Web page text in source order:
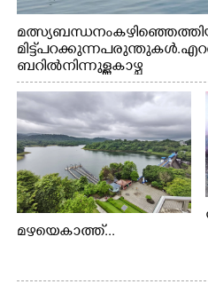
മത്സ്യബന്ധനം
മിട്ട് പറക്കുന്ന പരുന്തുകൾ.
ബറിൽ നിന്നുള്ള കാഴ്ച
മഴയെകാത്ത്...